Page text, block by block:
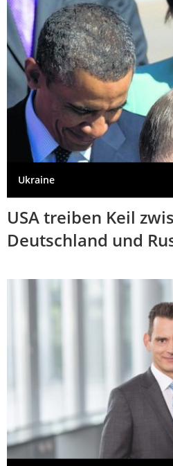
Ukraine
USA treiben Keil
Deutschland und